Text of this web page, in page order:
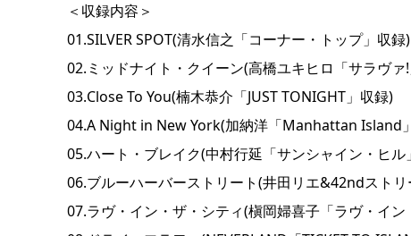
＜収録内容＞
01.SILVER SPOT(清水信之「コーナー・トップ」収録)
02.ミッドナイト・クイーン(高橋ユキヒロ「サラヴァ
03.Close To You(楠木恭介「JUST TONIGHT」収録)
04.A Night in New York(加納洋「Manhattan Island
05.ハート・ブレイク(中村行延「サンシャイン・ヒル
06.ブルーハーバーストリート(井田リエ&42ndスト
07.ラヴ・イン・ザ・シティ(槇岡婦喜子「ラヴ・イ